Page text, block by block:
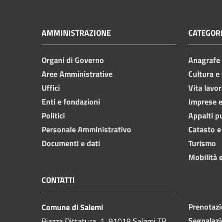
AMMINISTRAZIONE
Organi di Governo
Aree Amministrative
Uffici
Enti e fondazioni
Politici
Personale Amministrativo
Documenti e dati
Cultura
Vita
Imprese
Appalti
Catasto
Turismo
Mobilità
CONTATTI
Comune di Salemi